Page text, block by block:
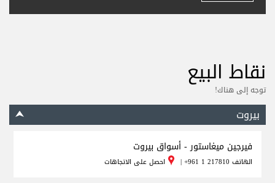
نقاط البيع
توجه إلى هناك!
بيروت
فيرجين ميغاستور - أسواق بيروت
الهاتف +961 1 217810
| احصل على الاتجاهات